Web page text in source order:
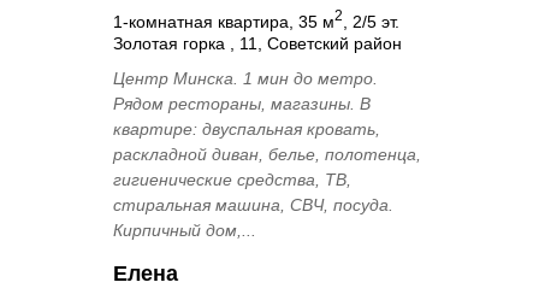
1-комнатная квартира, 35 м2
, 2/5 эт.
Золотая горка , 11, Советский район
Центр Минска. 1 мин до метро.
Рядом рестораны, магазины. В
квартире: двуспальная кровать,
раскладной диван, белье, полотенца,
гигиенические средства, ТВ,
стиральная машина, СВЧ, посуда.
Кирпичный дом,...
Елена